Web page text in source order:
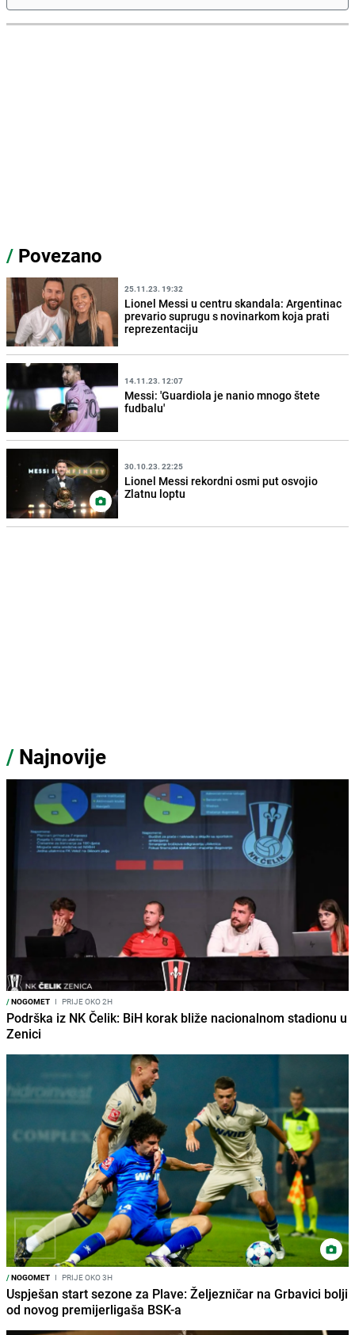
/ Povezano
25.11.23. 19:32
Lionel Messi u centru skandala: Argentinac
prevario suprugu s novinarkom koja prati
reprezentaciju
14.11.23. 12:07
Messi: 'Guardiola je nanio mnogo štete
fudbalu'
30.10.23. 22:25
Lionel Messi rekordni osmi put osvojio
Zlatnu loptu
/ Najnovije
/NOGOMET I PRIJE OKO 2H
Podrška iz NK Čelik: BiH korak bliže nacionalnom stadionu u
Zenici
/NOGOMET I PRIJE OKO 3H
Uspješan start sezone za Plave: Željezničar na Grbavici bolji
od novog premijerligaša BSK-a